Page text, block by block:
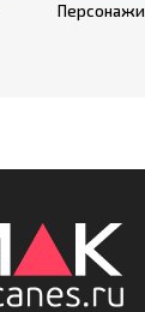
Персонажи